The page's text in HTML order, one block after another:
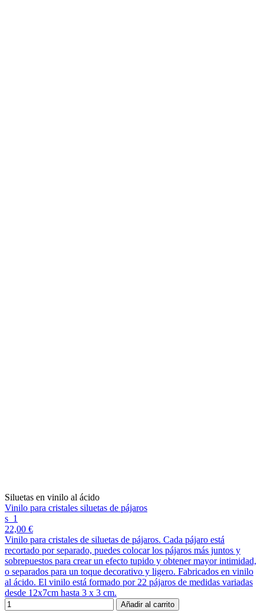
Siluetas en vinilo al ácido
Vinilo para cristales siluetas de pájaros
s_1
22,00 €
Vinilo para cristales de siluetas de pájaros. Cada pájaro está
recortado por separado, puedes colocar los pájaros más juntos y
sobrepuestos para crear un efecto tupido y obtener mayor intimidad,
o separados para un toque decorativo y ligero. Fabricados en vinilo
al ácido. El vinilo está formado por 22 pájaros de medidas variadas
desde 12x7cm hasta 3 x 3 cm.
Añadir al carrito